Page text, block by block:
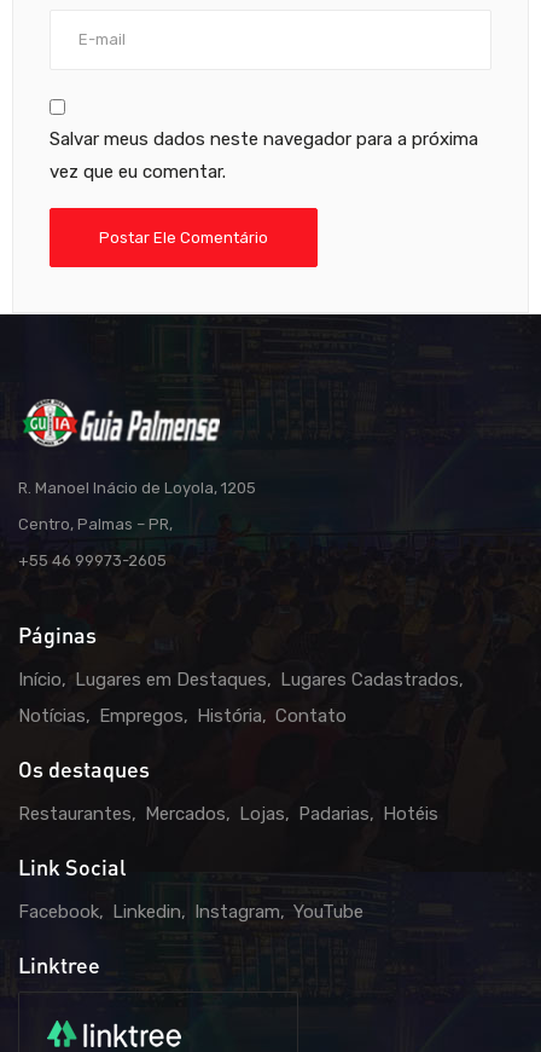
Salvar meus dados neste navegador para a próxima
vez que eu comentar.
R. Manoel Inácio de Loyola, 1205
Centro, Palmas – PR,
+55 46 99973-2605
Páginas
Início Lugares em Destaques
Lugares Cadastrados
Notícias
Empregos História Contato
Os destaques
Restaurantes Mercados Lojas Padarias Hotéis
Link Social
Facebook Linkedin Instagram YouTube
Linktree